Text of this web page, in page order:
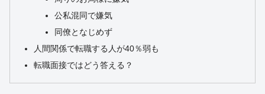
公私混同で嫌気
同僚となじめず
人間関係で転職する人が40％弱も
転職面接ではどう答える？